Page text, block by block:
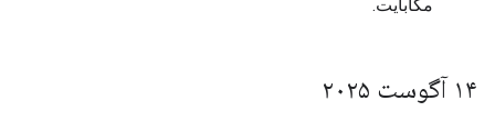
مگابایت.
۱۴ آگوست ۲۰۲۵